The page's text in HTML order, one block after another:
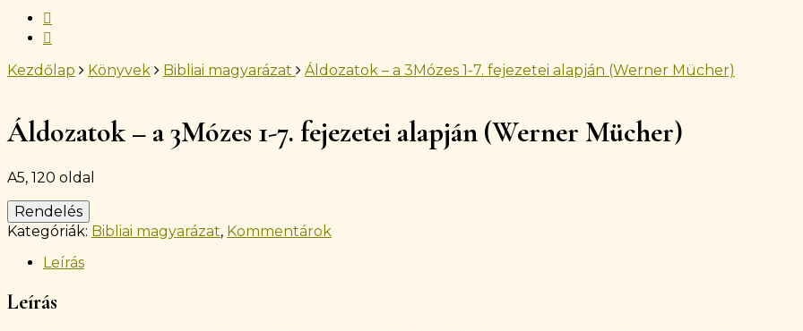
Kezdőlap Könyvek Bibliai magyarázat Áldozatok – a 3Mózes 1-7. fejezetei alapján (Werner Mücher)
Áldozatok – a 3Mózes 1-7. fejezetei alapján (Werner Mücher)
A5, 120 oldal
Rendelés
Kategóriák: Bibliai magyarázat, Kommentárok
Leírás
Leírás